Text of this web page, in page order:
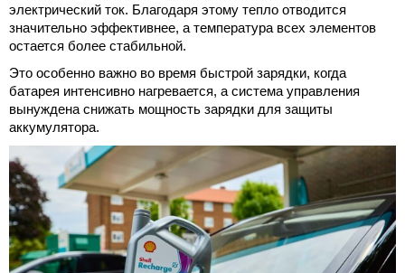
электрический ток. Благодаря этому тепло отводится
значительно эффективнее, а температура всех элементов
остается более стабильной.
Это особенно важно во время быстрой зарядки, когда
батарея интенсивно нагревается, а система управления
вынуждена снижать мощность зарядки для защиты
аккумулятора.